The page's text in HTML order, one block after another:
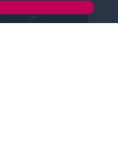
שירות לקוחות: